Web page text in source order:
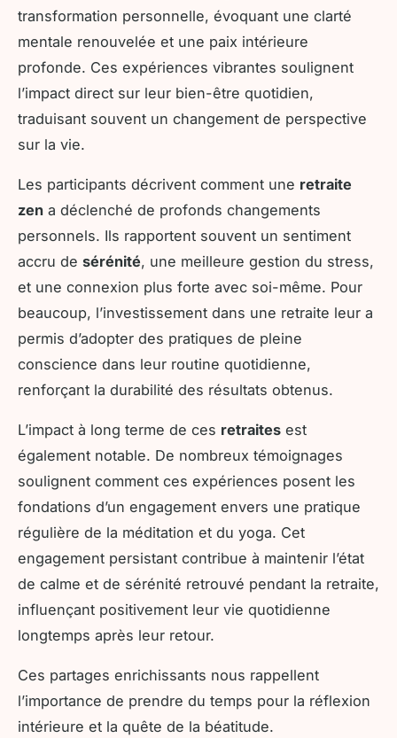
transformation personnelle, évoquant une clarté
mentale renouvelée et une paix intérieure
profonde. Ces expériences vibrantes soulignent
l’impact direct sur leur bien-être quotidien,
traduisant souvent un changement de perspective
sur la vie.
Les participants décrivent comment une retraite
zen a déclenché de profonds changements
personnels. Ils rapportent souvent un sentiment
accru de sérénité, une meilleure gestion du stress,
et une connexion plus forte avec soi-même. Pour
beaucoup, l’investissement dans une retraite leur a
permis d’adopter des pratiques de pleine
conscience dans leur routine quotidienne,
renforçant la durabilité des résultats obtenus.
L’impact à long terme de ces retraites est
également notable. De nombreux témoignages
soulignent comment ces expériences posent les
fondations d’un engagement envers une pratique
régulière de la méditation et du yoga. Cet
engagement persistant contribue à maintenir l’état
de calme et de sérénité retrouvé pendant la retraite,
influençant positivement leur vie quotidienne
longtemps après leur retour.
Ces partages enrichissants nous rappellent
l’importance de prendre du temps pour la réflexion
intérieure et la quête de la béatitude.